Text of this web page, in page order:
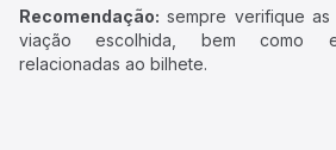
Recomendação: sempre verifique
viação escolhida, bem como
relacionadas ao bilhete.